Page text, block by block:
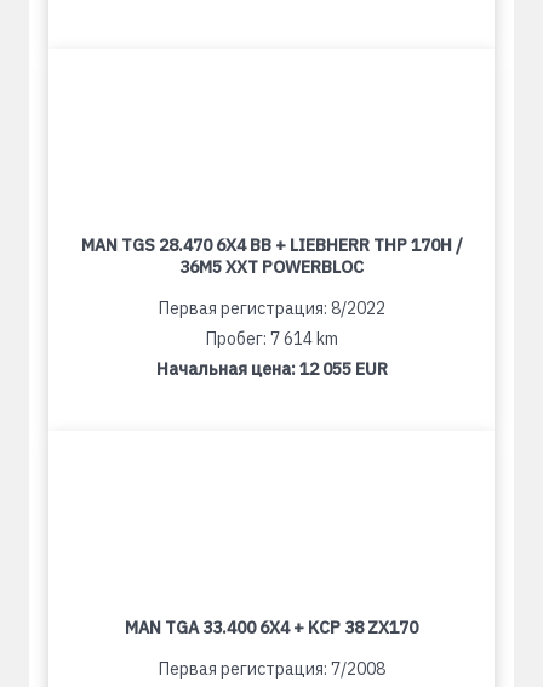
MAN TGS 28.470 6X4 BB + LIEBHERR THP 170H /
36M5 XXT POWERBLOC
Первая регистрация: 8/2022
Пробег: 7 614 km
Начальная цена:12 055 EUR
MAN TGA 33.400 6X4 + KCP 38 ZX170
Первая регистрация: 7/2008